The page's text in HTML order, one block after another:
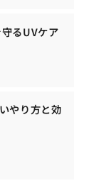
るUVケア
やり方と効